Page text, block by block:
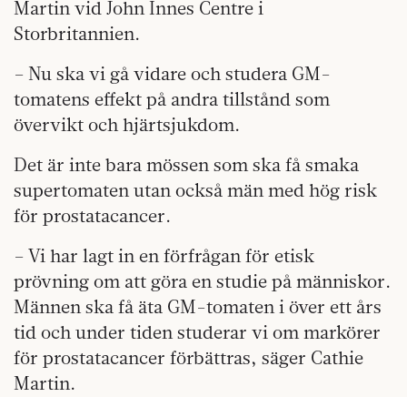
Martin vid John Innes Centre i
Storbritannien.
– Nu ska vi gå vidare och studera GM-
tomatens effekt på andra tillstånd som
övervikt och hjärtsjukdom.
Det är inte bara mössen som ska få smaka
supertomaten utan också män med hög risk
för prostatacancer.
– Vi har lagt in en förfrågan för etisk
prövning om att göra en studie på människor.
Männen ska få äta GM-tomaten i över ett års
tid och under tiden studerar vi om markörer
för prostatacancer förbättras, säger Cathie
Martin.